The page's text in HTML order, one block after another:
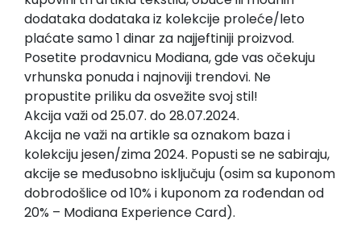
dodataka dodataka iz kolekcije proleće/leto
plaćate samo 1 dinar za najjeftiniji proizvod.
Posetite prodavnicu Modiana, gde vas očekuju
vrhunska ponuda i najnoviji trendovi. Ne
propustite priliku da osvežite svoj stil!
Akcija važi od 25.07. do 28.07.2024.
Akcija ne važi na artikle sa oznakom baza i
kolekciju jesen/zima 2024. Popusti se ne sabiraju,
akcije se međusobno isključuju (osim sa kuponom
dobrodošlice od 10% i kuponom za rođendan od
20% – Modiana Experience Card).